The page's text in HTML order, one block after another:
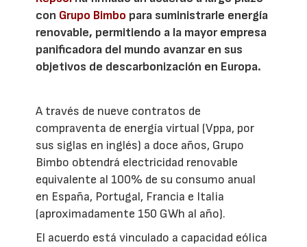
con Grupo Bimbo para suministrarle energía
renovable, permitiendo a la mayor empresa
panificadora del mundo avanzar en sus
objetivos de descarbonización en Europa.
A través de nueve contratos de
compraventa de energía virtual (Vppa, por
sus siglas en inglés) a doce años, Grupo
Bimbo obtendrá electricidad renovable
equivalente al 100% de su consumo anual
en España, Portugal, Francia e Italia
(aproximadamente 150 GWh al año).
El acuerdo está vinculado a capacidad eólica